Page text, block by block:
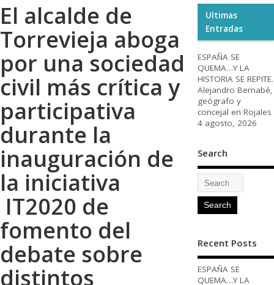
El alcalde de
Torrevieja aboga
por una sociedad
civil más crítica y
participativa
durante la
inauguración de
la iniciativa
IT2020 de
fomento del
debate sobre
distintos
Ultimas
Entradas
ESPAÑA SE
QUEMA…Y LA
HISTORIA SE REPITE.
Alejandro Bernabé,
geógrafo y
concejal en Rojales
4 agosto, 2026
Search
Recent Posts
ESPAÑA SE
QUEMA…Y LA